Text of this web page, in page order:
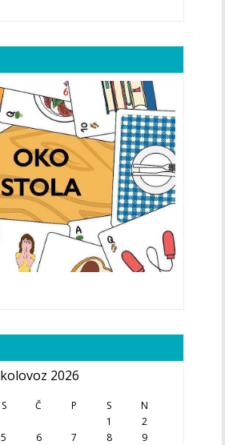
kolovoz 2026
S Č P S N
1
2
5 6 7 8
9